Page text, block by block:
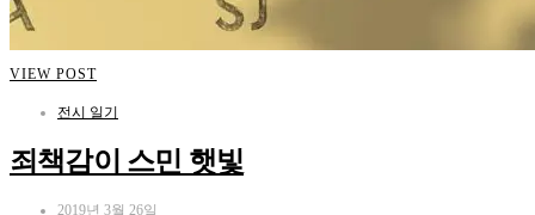
VIEW POST
전시 일기
죄책감이 스민 햇빛
2019년 3월 26일